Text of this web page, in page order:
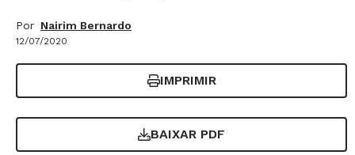
Por Nairim Bernardo
12/07/2020
IMPRIMIR
BAIXAR PDF